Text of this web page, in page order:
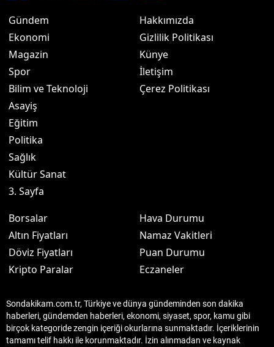
Gündem
Ekonomi
Magazin
Spor
Bilim ve Teknoloji
Asayiş
Eğitim
Politika
Sağlık
Kültür Sanat
3. Sayfa
Hakkımızda
Gizlilik Politikası
Künye
İletişim
Çerez Politikası
Borsalar
Altın Fiyatları
Döviz Fiyatları
Kripto Paralar
Hava Durumu
Namaz Vakitleri
Puan Durumu
Eczaneler
Sondakikam.com.tr, Türkiye ve dünya gündeminden son dakika
haberleri, gündemden haberleri, ekonomi, siyaset, spor, kamu gibi
birçok kategoride zengin içeriği okurlarına sunmaktadır. İçeriklerinin
tamamı telif hakkı ile korunmaktadır. İzin alınmadan ve kaynak